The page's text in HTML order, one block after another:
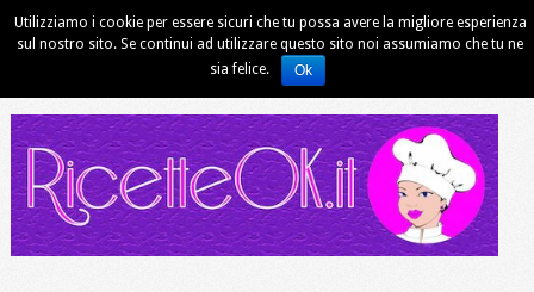
Utilizziamo i cookie per essere sicuri che tu possa avere la migliore esperienza
sul nostro sito. Se continui ad utilizzare questo sito noi assumiamo che tu ne
sia felice.
Ok